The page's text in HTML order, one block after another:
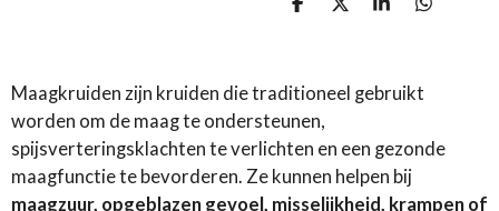
D
n
D
S
e
D
n
Maagkruiden zijn kruiden die traditioneel gebruikt
worden om de maag te ondersteunen,
spijsverteringsklachten te verlichten en een gezonde
maagfunctie te bevorderen. Ze kunnen helpen bij
maagzuur, opgeblazen gevoel, misselijkheid, krampen of